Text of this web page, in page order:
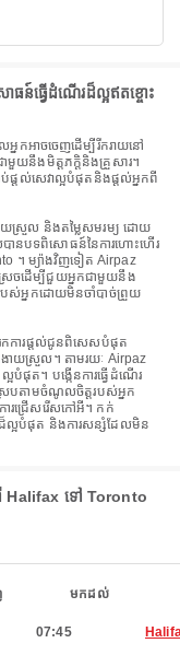
ន៍ធ្វើដំណើរដ៏ល្អឥតខ្ចោះ
កអាចចេញដើម្បីរីករាយនៅ
មួយនឹងមិត្តភក្តិនិងគ្រួសារ។
ផ្តល់សេវាល្អបំផុតនិងផ្តល់អ្នកពី
យស្រួល និងតម្លៃសមរម្យ ដោយ
ានបទពិសោធន៍នៃការហោះហើរ
។ ម្យ៉ាងវិញទៀត Airpaz
រេចដើម្បីជួយអ្នកជាមួយនឹង
បស់អ្នកដោយមិនចាំបាច់ព្រួយ
កការផ្តល់ជូនពិសេសបំផុត
ាយស្រួល។ តាមរយៈ Airpaz
អបំផុត។ បង្កើនការធ្វើដំណើរ
របតាមចំណូលចិត្តរបស់អ្នក
រជ្រើសរើសកៅអី។ កក់
ល្អបំផុត និងការសន្សំដែលមិន
Halifax ទៅ Toronto
មកដល់
07:45